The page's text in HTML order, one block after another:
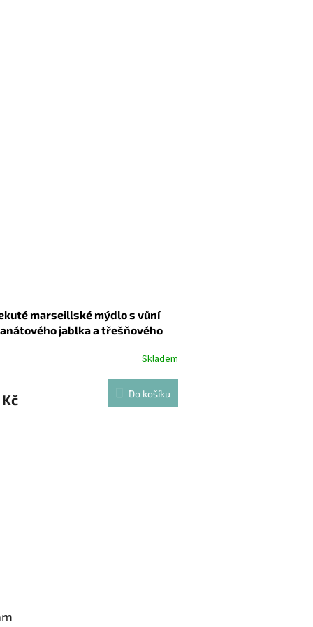
marseillské mýdlo s vůní
jablka a třešňového
Skladem
Do košíku